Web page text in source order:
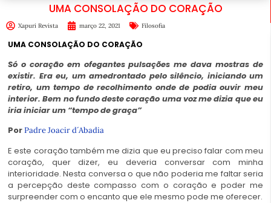
UMA CONSOLAÇÃO DO CORAÇÃO
Xapuri Revista março 22, 2021 Filosofia
UMA CONSOLAÇÃO DO CORAÇÃO
Só o coração em ofegantes pulsações me dava mostras de
existir. Era eu, um amedrontado pelo silêncio, iniciando um
retiro, um tempo de recolhimento onde de podia ouvir meu
interior. Bem no fundo deste coração uma voz me dizia que eu
iria iniciar um “tempo de graça”
PorPadre Joacir d´Abadia
E este coração também me dizia que eu preciso falar com meu
coração, quer dizer, eu deveria conversar com minha
interioridade. Nesta conversa o que não poderia me faltar seria
a percepção deste compasso com o coração e poder me
surpreender com o encanto que ele mesmo pode me oferecer.